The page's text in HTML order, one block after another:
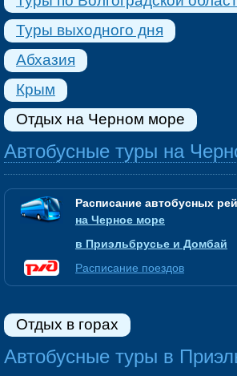
Туры выходного дня
Абхазия
Крым
Отдых на Черном море
Автобусные туры на
Расписание автобусных
на Черное море
в Приэльбрусье и Домбай
Расписание поездов
Отдых в горах
Автобусные туры в